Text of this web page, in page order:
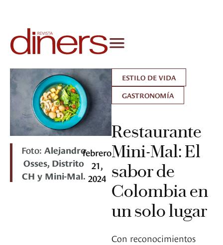
Foto:Alejandro
Osses, Distrito
CH y Mini-Mal.
febrero
21,
2024
ESTILO DE VIDA
GASTRONOMÍA
Restaurante
Mini-Mal: El
sabor de
Colombia en
un solo lugar
Con reconocimientos